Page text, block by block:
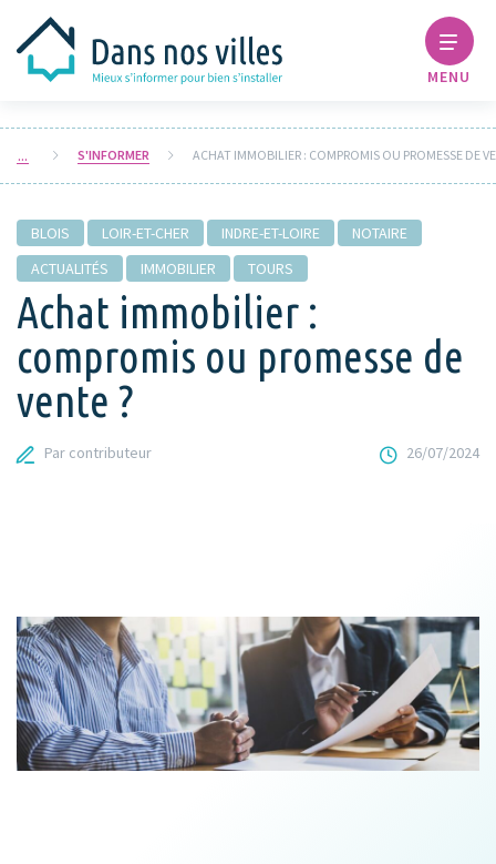
MENU
S'INFORMER
BLOIS LOIR-ET-CHER INDRE-ET-LOIRE
NOTAIRE
ACTUALITÉS
IMMOBILIER TOURS
Achat immobilier :
compromis ou promesse de
vente ?
Par contributeur 26/07/2024